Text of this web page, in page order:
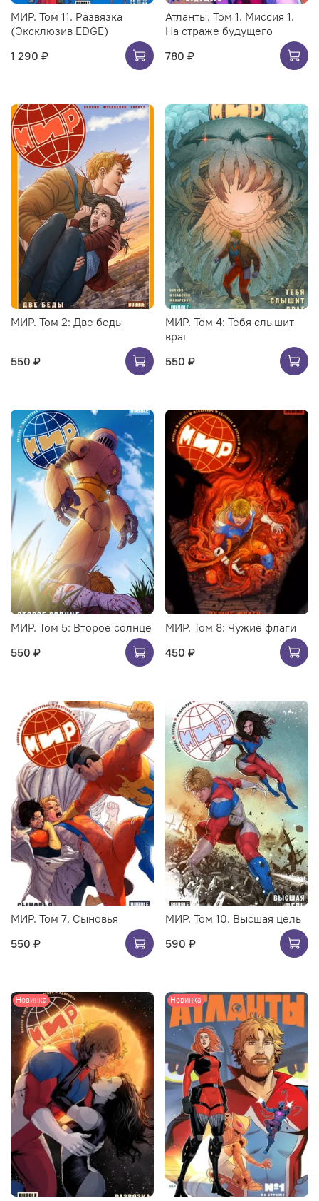
МИР. Том 11. Развязка
(Эксклюзив EDGE)
1 290 ₽
Атланты. Том 1. Миссия 1.
На страже будущего
780 ₽
МИР. Том 2: Две беды
550 ₽
МИР. Том 4: Тебя слышит
враг
550 ₽
МИР. Том 5: Второе солнце
550 ₽
МИР. Том 8: Чужие флаги
450 ₽
МИР. Том 7. Сыновья
550 ₽
МИР. Том 10. Высшая цель
590 ₽
Новинка Новинка